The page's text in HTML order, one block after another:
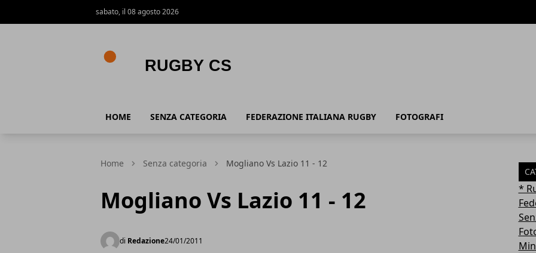
sabato, il 08 agosto 2026
HOME SENZA CATEGORIA FEDERAZIONE ITALIANA RUGBY FOTOGRAFI
Home Senza categoria Mogliano Vs Lazio 11 - 12
Mogliano Vs Lazio 11 - 12
di Redazione24/01/2011
*